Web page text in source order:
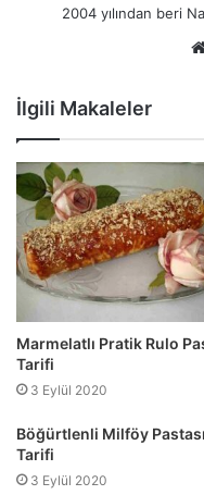
2004 yılından beri
İlgili Makaleler
Marmelatlı Pratik Rulo
Tarifi
3 Eylül 2020
Böğürtlenli Milföy Pastası
Tarifi
3 Eylül 2020